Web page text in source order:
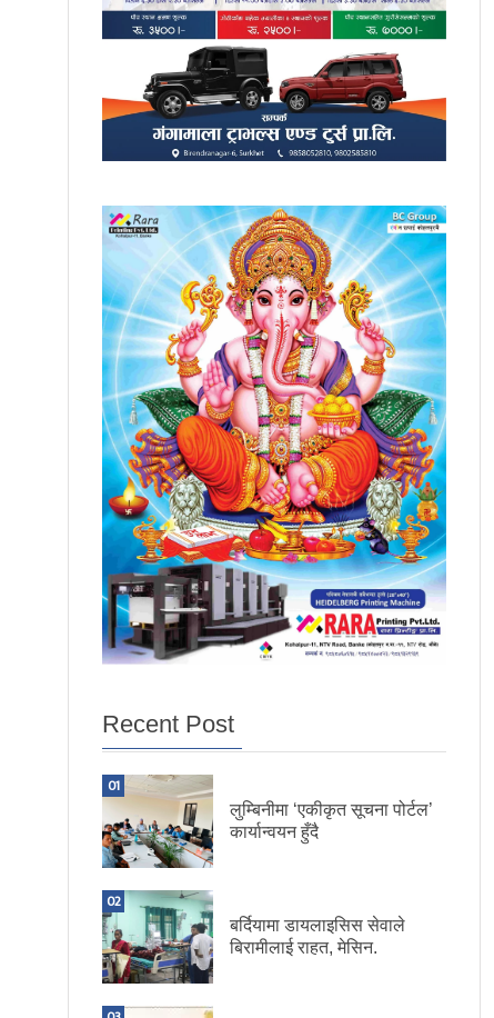
Recent Post
01
लुम्बिनीमा ‘एकीकृत सूचना पोर्टल’
कार्यान्वयन हुँदै
02
बर्दियामा डायलाइसिस सेवाले
बिरामीलाई राहत, मेसिन.